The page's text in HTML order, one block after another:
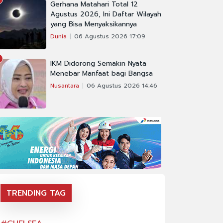
Gerhana Matahari Total 12
Agustus 2026, Ini Daftar Wilayah
yang Bisa Menyaksikannya
Dunia 06 Agustus 2026 17:09
IKM Didorong Semakin Nyata
Menebar Manfaat bagi Bangsa
Nusantara 06 Agustus 2026 14:46
TRENDING TAG